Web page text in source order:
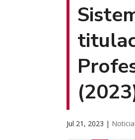
Jul 21, 2023 |